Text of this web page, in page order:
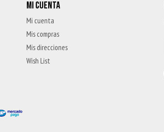
MI CUENTA
Mi cuenta
Mis compras
Mis direcciones
Wish List